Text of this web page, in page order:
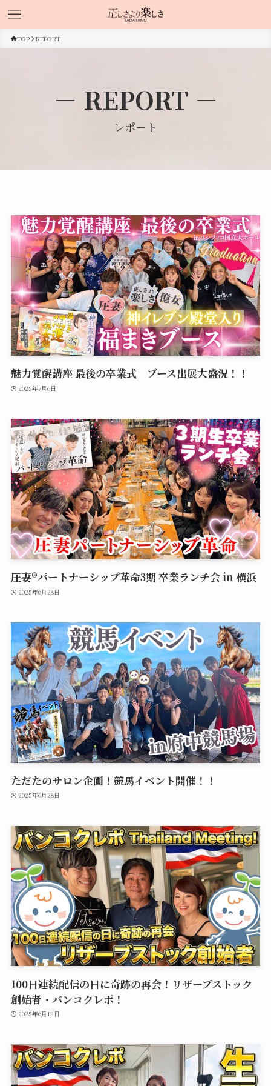
TOP REPORT
－ REPORT －
レポート
魅力覚醒講座 最後の卒業式 ブース出展大盛況！！
2025年7月6日
圧妻®︎パートナーシップ革命3期 卒業ランチ会 in 横浜
2025年6月28日
ただたのサロン企画！競馬イベント開催！！
2025年6月28日
100日連続配信の日に奇跡の再会！リザーブストック
創始者・バンコクレポ！
2025年6月13日